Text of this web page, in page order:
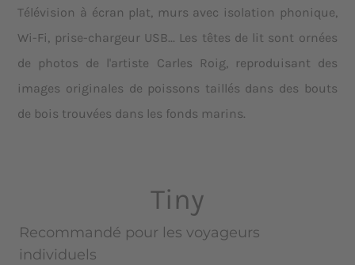
Télévision à écran plat, murs avec isolation phonique,
Wi-Fi, prise-chargeur USB... Les têtes de lit sont ornées
de photos de l'artiste Carles Roig, reproduisant des
images originales de poissons taillés dans des bouts
de bois trouvées dans les fonds marins.
Tiny
Recommandé pour les voyageurs
individuels